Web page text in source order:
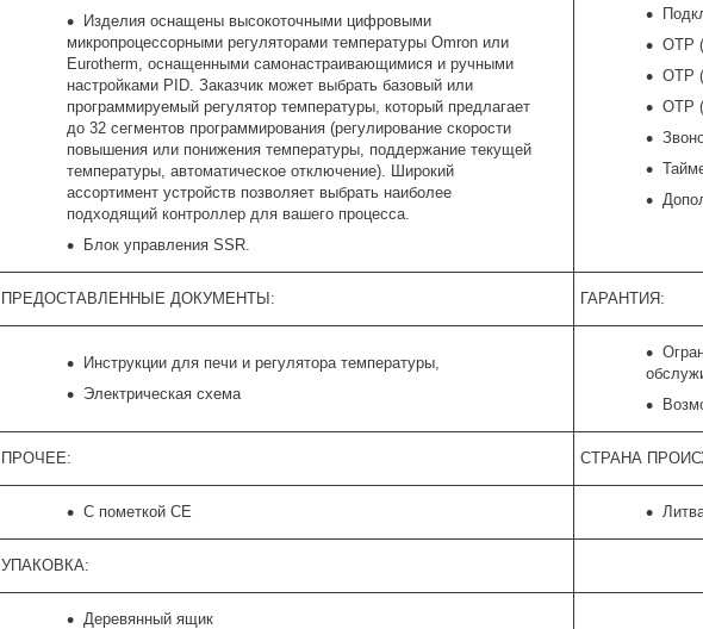
Изделия оснащены высокоточными цифровыми
микропроцессорными регуляторами температуры Omron или
Eurotherm, оснащенными самонастраивающимися и ручными
настройками PID. Заказчик может выбрать базовый или
программируемый регулятор температуры, который предлагает
до 32 сегментов программирования (регулирование скорости
повышения или понижения температуры, поддержание текущей
температуры, автоматическое отключение). Широкий
ассортимент устройств позволяет выбрать наиболее
подходящий контроллер для вашего процесса.
Блок управления SSR.
OTP
OTP
OTP
ПРЕДОСТАВЛЕННЫЕ ДОКУМЕНТЫ: ГАРАНТИЯ:
Инструкции для печи и регулятора температуры,
Электрическая схема
ПРОЧЕЕ: СТРАНА
С пометкой CE
УПАКОВКА:
Деревянный ящик